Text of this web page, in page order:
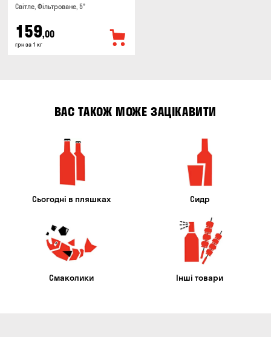
Світле, Фільтроване, 5°
159,00
грн за 1 кг
ВАС ТАКОЖ МОЖЕ ЗАЦІКАВИТИ
Сьогодні в пляшках Сидр
Смаколики Інші товари